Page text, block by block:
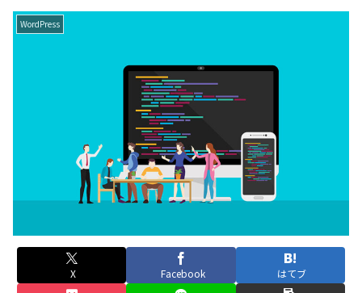
WordPress
X Facebook はてブ